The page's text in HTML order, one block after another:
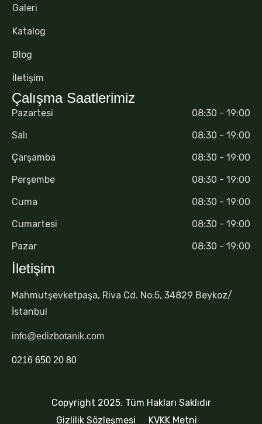
Galeri
Katalog
Blog
İletişim
Çalışma Saatlerimiz
Pazartesi
08:30 - 19:00
Salı
08:30 - 19:00
Çarşamba
08:30 - 19:00
Perşembe
08:30 - 19:00
Cuma
08:30 - 19:00
Cumartesi
08:30 - 19:00
Pazar
08:30 - 19:00
İletişim
Mahmutşevketpaşa, Riva Cd. No:5, 34829 Beykoz/
İstanbul
info@edizbotanik.com
0216 650 20 80
Copyright 2025. Tüm Hakları Saklıdır
Gizlilik Sözleşmesi
KVKK Metni